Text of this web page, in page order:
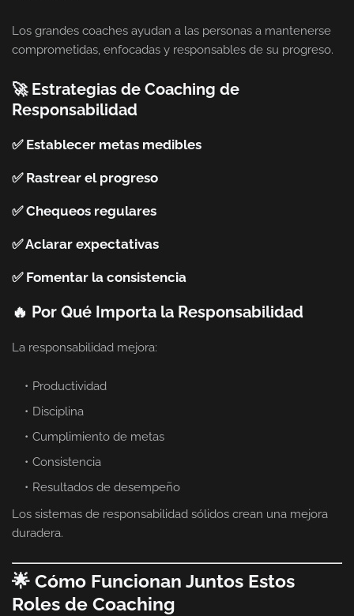
Los grandes coaches ayudan a las personas a mantenerse
comprometidas, enfocadas y responsables de su progreso.
🚀 Estrategias de Coaching de
Responsabilidad
✅ Establecer metas medibles
✅ Rastrear el progreso
✅ Chequeos regulares
✅ Aclarar expectativas
✅ Fomentar la consistencia
🔥 Por Qué Importa la Responsabilidad
La responsabilidad mejora:
Productividad
Disciplina
Cumplimiento de metas
Consistencia
Resultados de desempeño
Los sistemas de responsabilidad sólidos crean una mejora
duradera.
🌟 Cómo Funcionan Juntos Estos
Roles de Coaching